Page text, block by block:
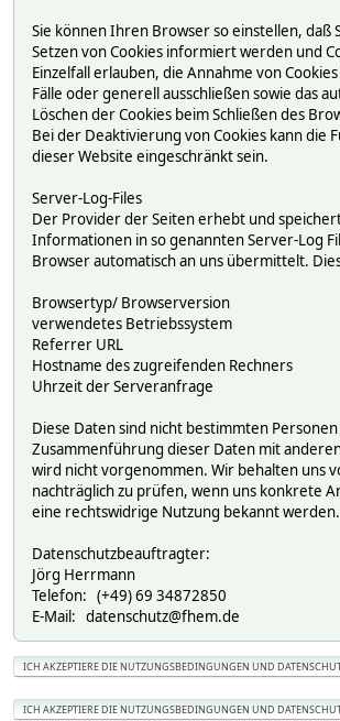
Sie können Ihren Browser so einstellen, daß
Setzen von Cookies informiert werden und
Einzelfall erlauben, die Annahme von
Fälle oder generell ausschließen sowie das
Löschen der Cookies beim Schließen des
Bei der Deaktivierung von Cookies kann die
dieser Website eingeschränkt sein.
Server-Log-Files
Der Provider der Seiten erhebt und
Informationen in so genannten Server-Log
Browser automatisch an uns übermittelt.
Browsertyp/ Browserversion
verwendetes Betriebssystem
Referrer URL
Hostname des zugreifenden Rechners
Uhrzeit der Serveranfrage
Diese Daten sind nicht bestimmten
Zusammenführung dieser Daten mit
wird nicht vorgenommen. Wir behalten uns
nachträglich zu prüfen, wenn uns konkrete
eine rechtswidrige Nutzung bekannt werden.
Datenschutzbeauftragter:
Jörg Herrmann
Telefon: (+49) 69 34872850
E-Mail: datenschutz@fhem.de